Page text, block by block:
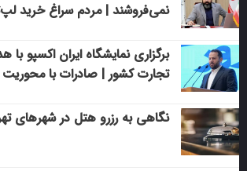
نمی‌فروشند | مردم سراغ خرید
برگزاری نمایشگاه ایران اکسپو با
تجارت کشور | صادرات با محوریت
نگاهی به رزرو هتل در شهرهای